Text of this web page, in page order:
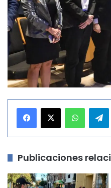
Publicaciones